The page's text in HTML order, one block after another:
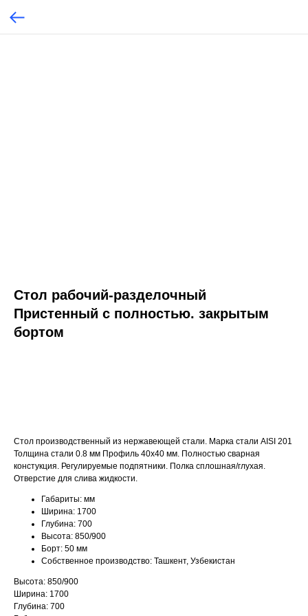
Стол рабочий-разделочный
Пристенный с полностью. закрытым
бортом
Стол производственный из нержавеющей стали. Марка стали AISI 201
Толщина стали 0.8 мм Профиль 40х40 мм. Полностью сварная
констукция. Регулируемые подпятники. Полка сплошная/глухая.
Отверстие для слива жидкости.
Габариты: мм
Ширина: 1700
Глубина: 700
Высота: 850/900
Борт: 50 мм
Собственное производство: Ташкент, Узбекистан
Высота: 850/900
Ширина: 1700
Глубина: 700